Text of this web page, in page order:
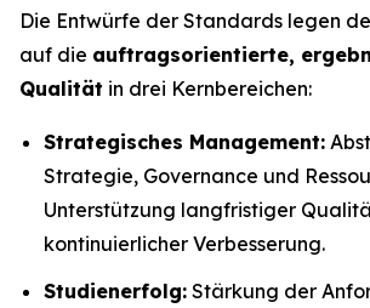
Die Entwürfe der Standards legen
auf die auftragsorientierte,
Qualität in drei Kernbereichen:
Strategisches Management:
Strategie, Governance und
Unterstützung langfristiger
kontinuierlicher Verbesserung.
Studienerfolg: Stärkung der